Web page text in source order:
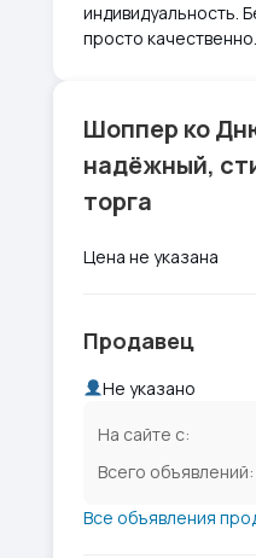
индивидуальность.
просто качественно.
Шоппер ко
надёжный,
торга
Цена не указана
Продавец
Не указано
На сайте с:
Всего объявлений:
Все объявления